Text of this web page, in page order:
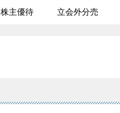
株主優待 立会外分売